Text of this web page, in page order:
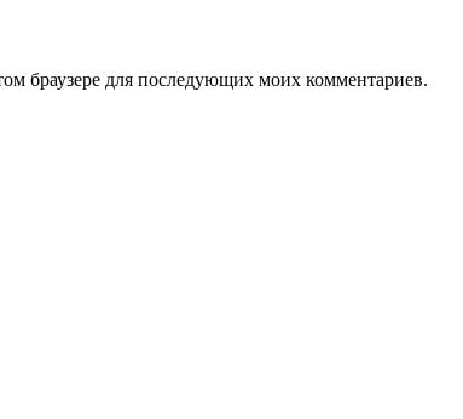
браузере для последующих моих комментариев.